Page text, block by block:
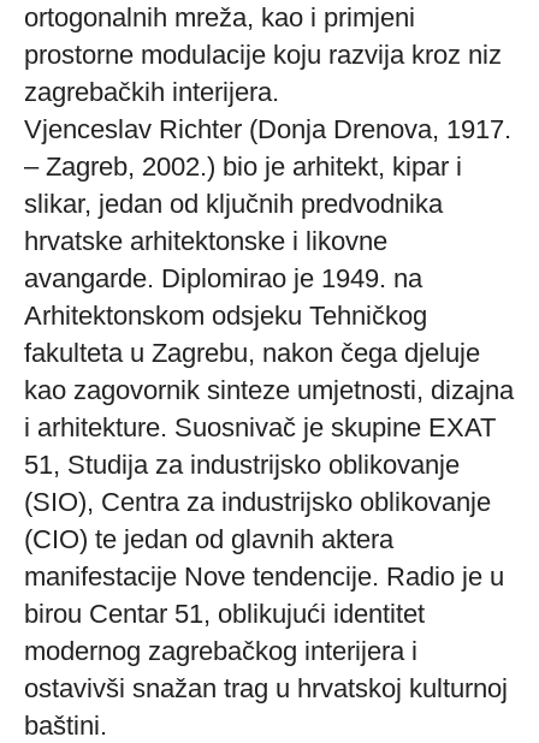
ortogonalnih mreža, kao i primjeni
prostorne modulacije koju razvija kroz niz
zagrebačkih interijera.
Vjenceslav Richter (Donja Drenova, 1917.
– Zagreb, 2002.) bio je arhitekt, kipar i
slikar, jedan od ključnih predvodnika
hrvatske arhitektonske i likovne
avangarde. Diplomirao je 1949. na
Arhitektonskom odsjeku Tehničkog
fakulteta u Zagrebu, nakon čega djeluje
kao zagovornik sinteze umjetnosti, dizajna
i arhitekture. Suosnivač je skupine EXAT
51, Studija za industrijsko oblikovanje
(SIO), Centra za industrijsko oblikovanje
(CIO) te jedan od glavnih aktera
manifestacije Nove tendencije. Radio je u
birou Centar 51, oblikujući identitet
modernog zagrebačkog interijera i
ostavivši snažan trag u hrvatskoj kulturnoj
baštini.